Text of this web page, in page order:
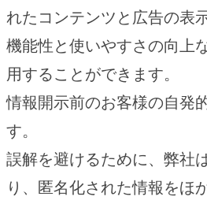
れたコンテンツと広告の表
機能性と使いやすさの向上
用することができます。
情報開示前のお客様の自発
す。
誤解を避けるために、弊社
り、匿名化された情報をほ